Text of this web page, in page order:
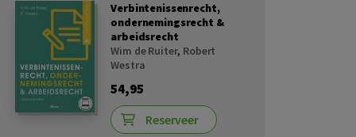
Verbintenissenrecht,
ondernemingsrecht &
arbeidsrecht
Wim de Ruiter, Robert
Westra
54,95
Reserveer